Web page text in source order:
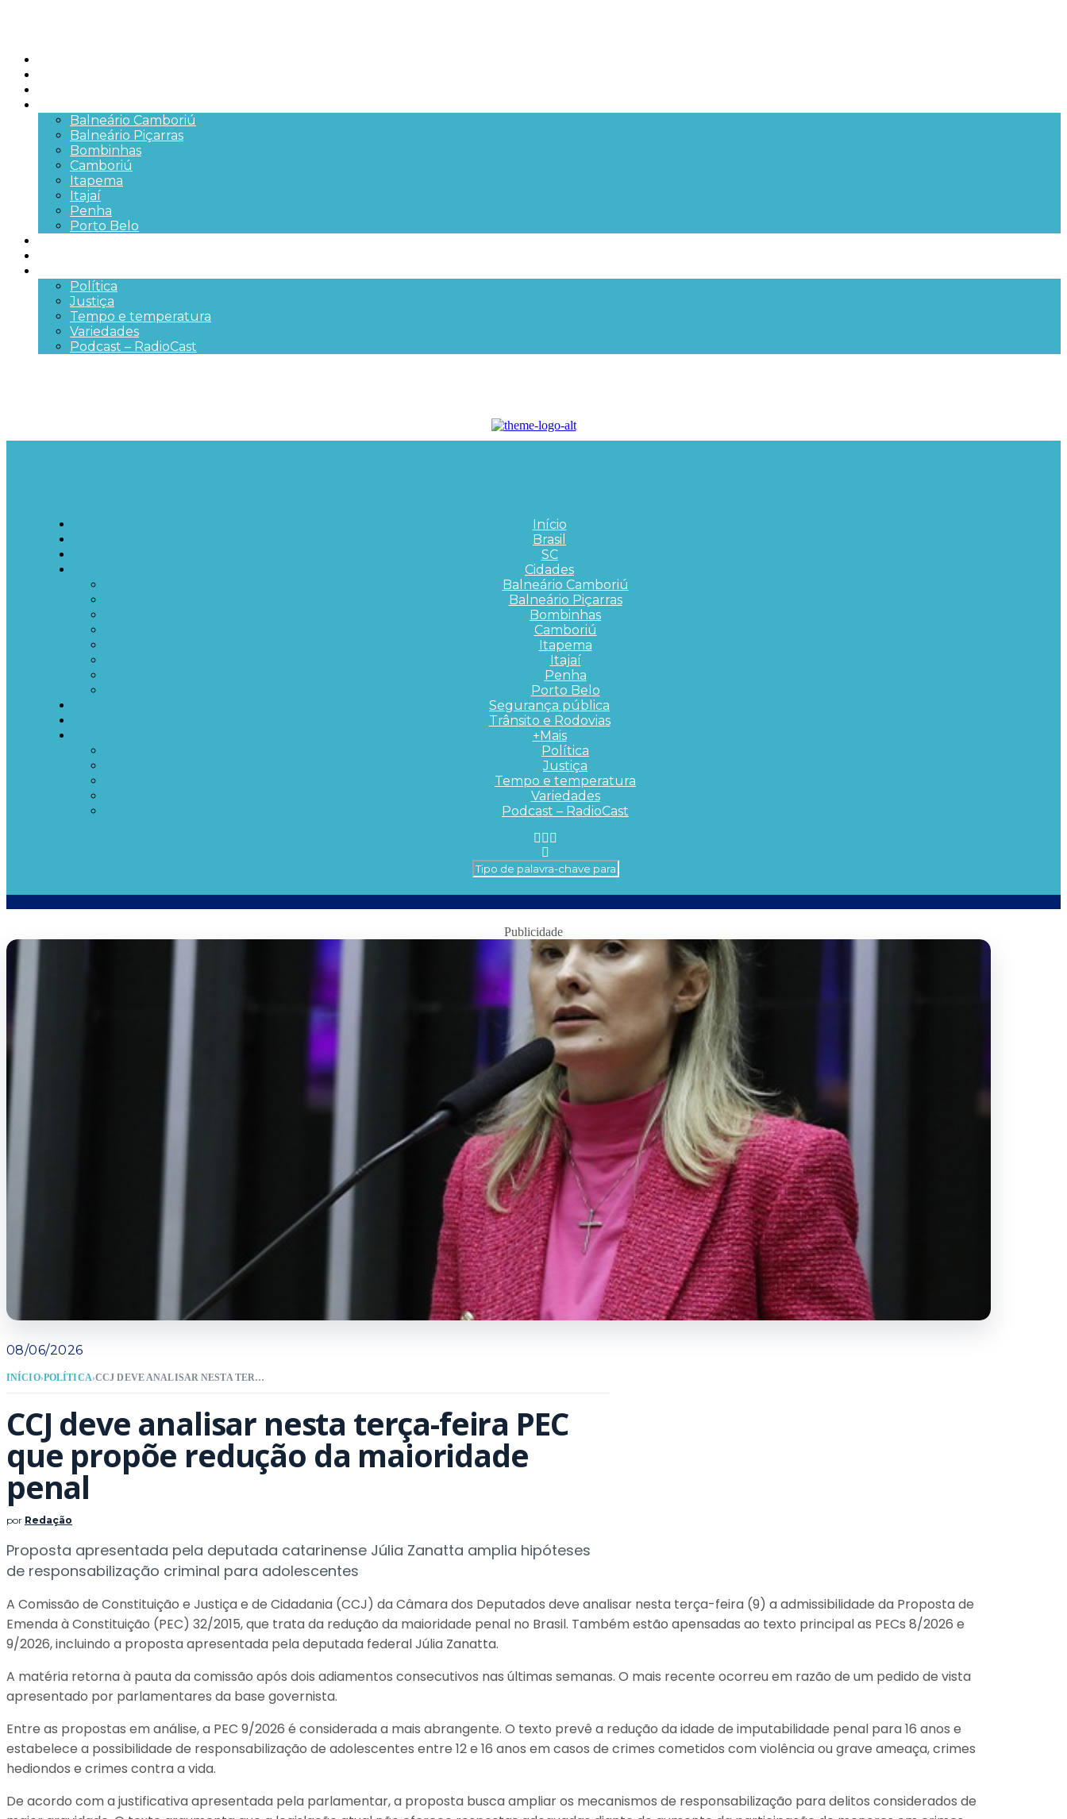
Balneário Camboriú
Balneário Piçarras
Bombinhas
Camboriú
Itapema
Itajaí
Penha
Porto Belo
Política
Justiça
Tempo e temperatura
Variedades
Podcast – RadioCast
Início
Brasil
SC
Cidades
Balneário Camboriú
Balneário Piçarras
Bombinhas
Camboriú
Itapema
Itajaí
Penha
Porto Belo
Segurança pública
Trânsito e Rodovias
+Mais
Política
Justiça
Tempo e temperatura
Variedades
Podcast – RadioCast
Publicidade
08/06/2026
INÍCIO›POLÍTICA› CCJ DEVE ANALISAR NESTA TERÇA-FEIRA PEC QUE PROPÕE REDUÇÃO DA MAIORIDADE PENAL
CCJ deve analisar nesta terça-feira PEC
que propõe redução da maioridade
penal
por Redação
Proposta apresentada pela deputada catarinense Júlia Zanatta amplia hipóteses
de responsabilização criminal para adolescentes
A Comissão de Constituição e Justiça e de Cidadania (CCJ) da Câmara dos Deputados deve analisar nesta terça-feira (9) a admissibilidade da Proposta de
Emenda à Constituição (PEC) 32/2015, que trata da redução da maioridade penal no Brasil. Também estão apensadas ao texto principal as PECs 8/2026 e
9/2026, incluindo a proposta apresentada pela deputada federal Júlia Zanatta.
A matéria retorna à pauta da comissão após dois adiamentos consecutivos nas últimas semanas. O mais recente ocorreu em razão de um pedido de vista
apresentado por parlamentares da base governista.
Entre as propostas em análise, a PEC 9/2026 é considerada a mais abrangente. O texto prevê a redução da idade de imputabilidade penal para 16 anos e
estabelece a possibilidade de responsabilização de adolescentes entre 12 e 16 anos em casos de crimes cometidos com violência ou grave ameaça, crimes
hediondos e crimes contra a vida.
De acordo com a justificativa apresentada pela parlamentar, a proposta busca ampliar os mecanismos de responsabilização para delitos considerados de